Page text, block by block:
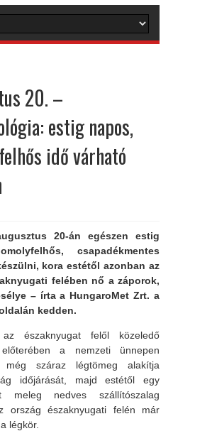
20. –
estig napos,
idő várható
20-án egészen estig
csapadékmentes
kora estétől azonban az
felében nő a záporok,
– írta a HungaroMet Zrt. a
kedden.
északnyugat felől közeledő
a nemzeti ünnepen
még száraz légtömeg alakítja
időjárását, majd estétől egy
meleg nedves szállítószalag
ország északnyugati felén már
légkör.